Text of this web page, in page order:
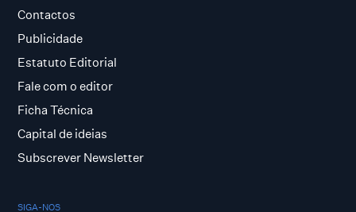
Contactos
Publicidade
Estatuto Editorial
Fale com o editor
Ficha Técnica
Capital de ideias
Subscrever Newsletter
SIGA-NOS